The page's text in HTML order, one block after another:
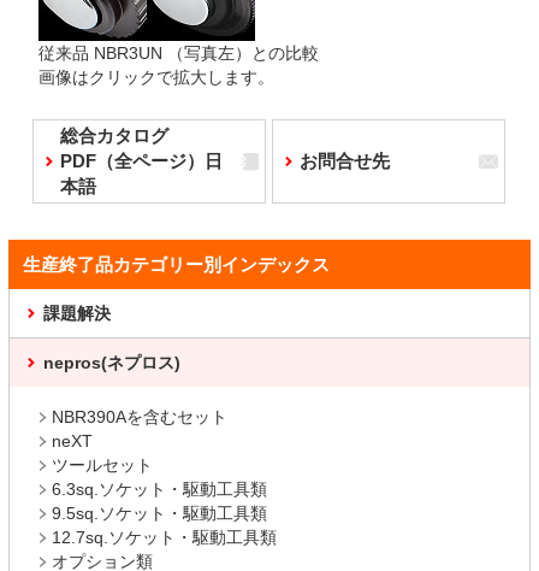
従来品 NBR3UN （写真左）との比較
画像はクリックで拡大します。
総合カタログ
PDF（全ページ）日
本語
お問合せ先
生産終了品カテゴリー別インデックス
課題解決
nepros(ネプロス)
NBR390Aを含むセット
neXT
ツールセット
6.3sq.ソケット・駆動工具類
9.5sq.ソケット・駆動工具類
12.7sq.ソケット・駆動工具類
オプション類